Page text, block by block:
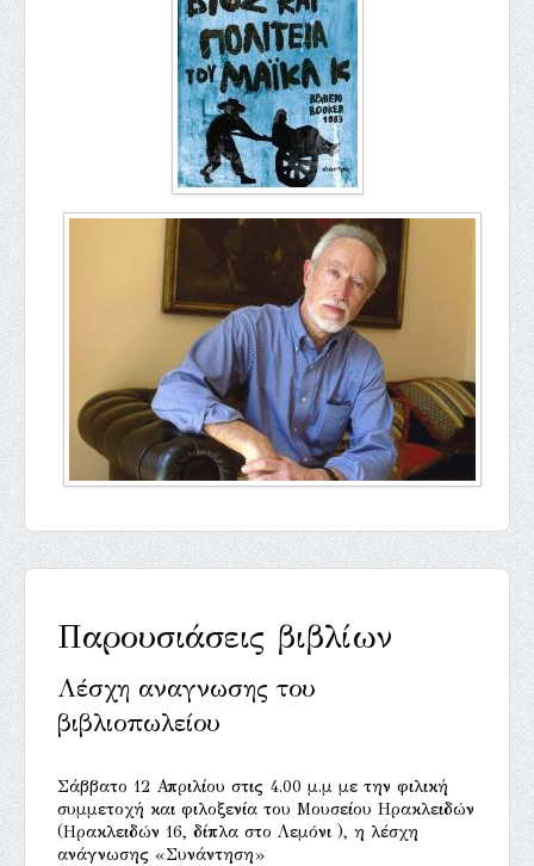
Παρουσιάσεις βιβλίων
Λέσχη αναγνωσης του
βιβλιοπωλείου
Σάββατο 12 Απριλίου στις 4.00 μ.μ με την φιλική
συμμετοχή και φιλοξενία του Μουσείου Ηρακλειδών
(Ηρακλειδών 16, δίπλα στο Λεμόνι ), η λέσχη
ανάγνωσης «Συνάντηση»